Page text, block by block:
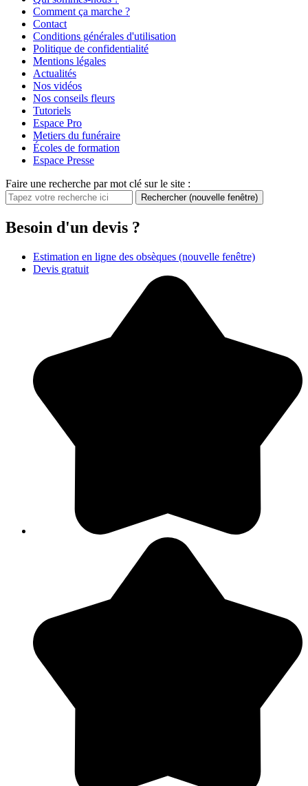
Comment ça marche ?
Contact
Conditions générales d'utilisation
Politique de confidentialité
Mentions légales
Actualités
Nos vidéos
Nos conseils fleurs
Tutoriels
Espace Pro
Metiers du funéraire
Écoles de formation
Espace Presse
Faire une recherche par mot clé sur le site :
Rechercher (nouvelle fenêtre)
Besoin d'un devis ?
Estimation en ligne des obsèques (nouvelle fenêtre)
Devis gratuit